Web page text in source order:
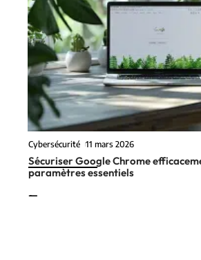
Cybersécurité 11 mars 2026
Sécuriser Google Chrome
paramètres essentiels
En vogue